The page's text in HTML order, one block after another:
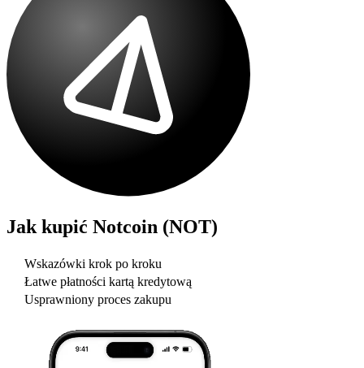
Jak kupić Notcoin (NOT)
Wskazówki krok po kroku
Łatwe płatności kartą kredytową
Usprawniony proces zakupu